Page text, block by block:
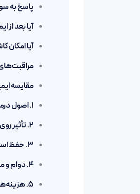
پاسخ به
آیا بعد از
آیا امکان
مقایسه
1. اصول درمانی
2. تأثیر روی دندان‌های مجاور
3. حفظ استخوان فک
4. دوام و ماندگاری
5. هزینه‌ها